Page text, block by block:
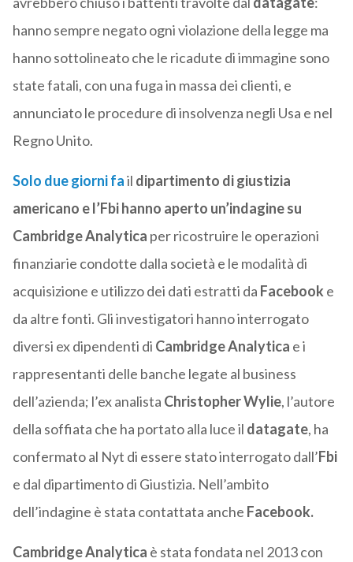
hanno sempre negato ogni violazione della legge ma
hanno sottolineato che le ricadute di immagine sono
state fatali, con una fuga in massa dei clienti, e
annunciato le procedure di insolvenza negli Usa e nel
Regno Unito.
Solo due giorni fail dipartimento di giustizia
americano e l’Fbi hanno aperto un’indagine su
Cambridge Analytica per ricostruire le operazioni
finanziarie condotte dalla società e le modalità di
acquisizione e utilizzo dei dati estratti da Facebooke
da altre fonti. Gli investigatori hanno interrogato
diversi ex dipendenti di Cambridge Analytica e i
rappresentanti delle banche legate al business
dell’azienda; l’ex analista Christopher Wylie, l’autore
della soffiata che ha portato alla luce il datagate, ha
confermato al Nyt di essere stato interrogato dall’Fbi
e dal dipartimento di Giustizia. Nell’ambito
dell’indagine è stata contattata anche Facebook.
Cambridge Analytica è stata fondata nel 2013 con